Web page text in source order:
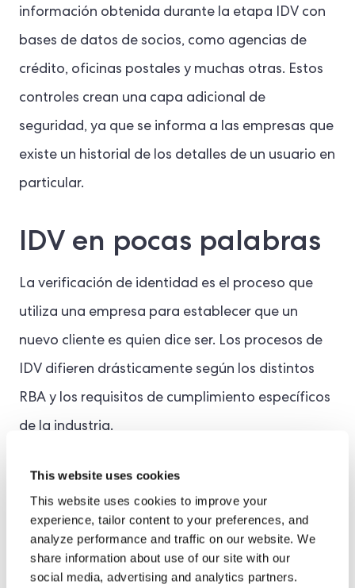
This website uses cookies
This website uses cookies to improve your
experience, tailor content to your preferences, and
analyze performance and traffic on our website. We
share information about use of our site with our
social media, advertising and analytics partners.
información obtenida durante la etapa IDV con
bases de datos de socios, como agencias de
crédito, oficinas postales y muchas otras. Estos
controles crean una capa adicional de
seguridad, ya que se informa a las empresas que
existe un historial de los detalles de un usuario en
particular.
IDV en pocas palabras
La verificación de identidad es el proceso que
utiliza una empresa para establecer que un
nuevo cliente es quien dice ser. Los procesos de
IDV difieren drásticamente según los distintos
RBA y los requisitos de cumplimiento específicos
de la industria.
Cumplir con las obligaciones de
cumplimiento normativo es fundamental
para los intercambios de cifrado
centralizados, ya que permite la expansión